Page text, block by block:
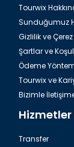
Trabzon`un
Tourwix
Sunduğumuz
Gizlilik ve
Şartlar ve
Ödeme
Tourwix ve
Bizimle
Hizmetler
Transfer